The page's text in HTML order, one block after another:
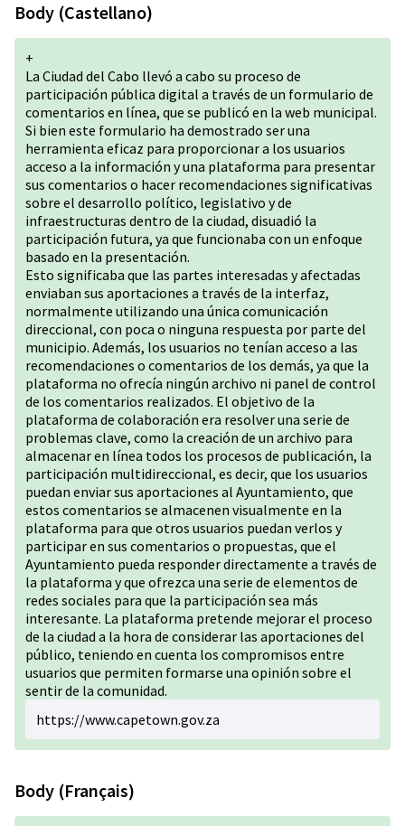
Body (Castellano)
+
La Ciudad del Cabo llevó a cabo su proceso de
participación pública digital a través de un formulario de
comentarios en línea, que se publicó en la web municipal.
Si bien este formulario ha demostrado ser una
herramienta eficaz para proporcionar a los usuarios
acceso a la información y una plataforma para presentar
sus comentarios o hacer recomendaciones significativas
sobre el desarrollo político, legislativo y de
infraestructuras dentro de la ciudad, disuadió la
participación futura, ya que funcionaba con un enfoque
basado en la presentación.
Esto significaba que las partes interesadas y afectadas
enviaban sus aportaciones a través de la interfaz,
normalmente utilizando una única comunicación
direccional, con poca o ninguna respuesta por parte del
municipio. Además, los usuarios no tenían acceso a las
recomendaciones o comentarios de los demás, ya que la
plataforma no ofrecía ningún archivo ni panel de control
de los comentarios realizados. El objetivo de la
plataforma de colaboración era resolver una serie de
problemas clave, como la creación de un archivo para
almacenar en línea todos los procesos de publicación, la
participación multidireccional, es decir, que los usuarios
puedan enviar sus aportaciones al Ayuntamiento, que
estos comentarios se almacenen visualmente en la
plataforma para que otros usuarios puedan verlos y
participar en sus comentarios o propuestas, que el
Ayuntamiento pueda responder directamente a través de
la plataforma y que ofrezca una serie de elementos de
redes sociales para que la participación sea más
interesante. La plataforma pretende mejorar el proceso
de la ciudad a la hora de considerar las aportaciones del
público, teniendo en cuenta los compromisos entre
usuarios que permiten formarse una opinión sobre el
sentir de la comunidad.
https://www.capetown.gov.za
Body (Français)